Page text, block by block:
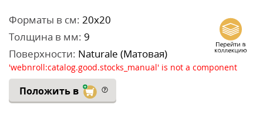
Форматы в см: 20x20
Толщина в мм: 9
Поверхности: Naturale (Матовая)
'webnroll:catalog.good.stocks_manual' is not a component
Положить в